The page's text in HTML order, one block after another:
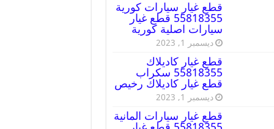
قطع غيار سيارات كورية
55818355 قطع غيار
سيارات اصلية كورية
ديسمبر 1, 2023
قطع غيار كاديلاك
55818355 سكراب
قطع غيار كاديلاك رخيص
ديسمبر 1, 2023
قطع غيار سيارات المانية